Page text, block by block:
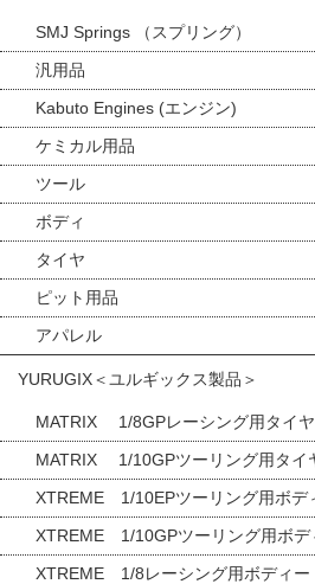
SMJ Springs （スプリング）
汎用品
Kabuto Engines (エンジン)
ケミカル用品
ツール
ボディ
タイヤ
ピット用品
アパレル
YURUGIX＜ユルギックス製品＞
MATRIX 1/8GPレーシング用タイヤ
MATRIX 1/10GPツーリング用タイ
XTREME 1/10EPツーリング用ボデ
XTREME 1/10GPツーリング用ボデ
XTREME 1/8レーシング用ボディー